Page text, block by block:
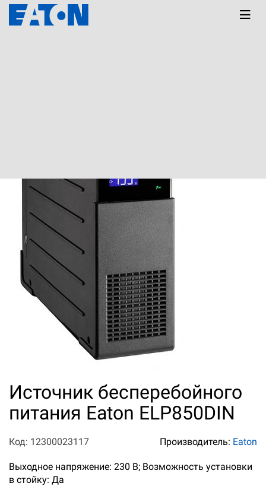
Источник бесперебойного
питания Eaton ELP850DIN
Код: 12300023117 Производитель: Eaton
Выходное напряжение: 230 В; Возможность установки
в стойку: Да